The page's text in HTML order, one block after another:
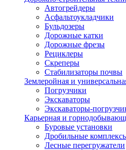
Автогрейдеры
Асфальтоукладчики
Бульдозеры
Дорожные катки
Дорожные фрезы
Рециклеры
Скреперы
Стабилизаторы почвы
Землеройная и
Погрузчики
Экскаваторы
Экскаваторы-
Карьерная и
Буровые установки
Дробильные
Лесные перегружатели